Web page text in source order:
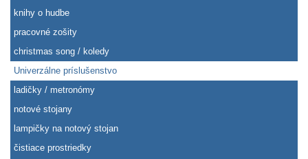
knihy o hudbe
pracovné zošity
christmas song / koledy
Univerzálne príslušenstvo
ladičky / metronómy
notové stojany
lampičky na notový stojan
čistiace prostriedky